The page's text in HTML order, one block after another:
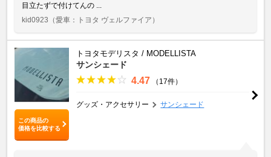
目立たずで付けてんの ...
kid0923 （愛車：トヨタ ヴェルファイア）
この商品の
価格を比較する
トヨタモデリスタ / MODELLISTA
サンシェード
4.47 （17件）
グッズ・アクセサリー サンシェード